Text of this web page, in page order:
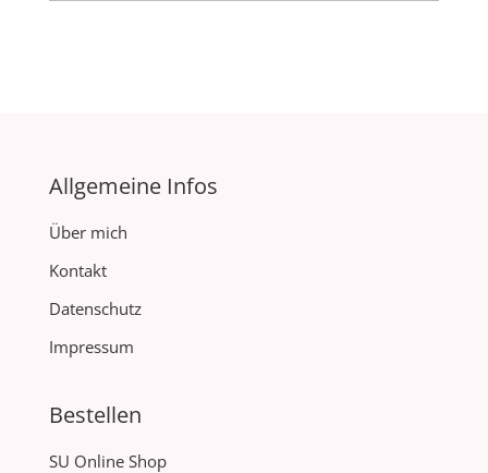
Allgemeine Infos
Über mich
Kontakt
Datenschutz
Impressum
Bestellen
SU Online Shop